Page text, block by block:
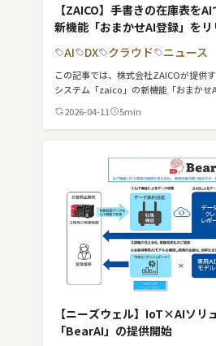
【ZAICO】手書きの在庫表を
新機能「おまかせAI登録」をリ
AI
DX クラウド ニュース
この記事では、株式会社ZAICOが提供
システム「zaico」の新機能「おまかせ
2026-04-11 5min
【ニーズウェル】IoT×AIソリ
「BearAI」の提供開始